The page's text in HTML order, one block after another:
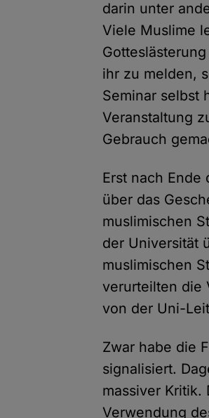
darin unter
Viele Muslime
ihr zu melden,
Seminar selbst
Veranstaltung
Gebrauch
Erst nach
über das
muslimischen
der Universität
muslimischen
verurteilten die
von der Uni-
Zwar habe die
signalisiert.
massiver Kritik.
Verwendung